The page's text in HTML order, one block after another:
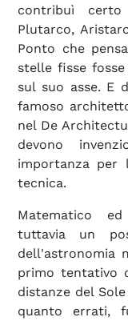
contribuì
Plutarco,
Ponto che
stelle fisse
sul suo asse. E
famoso
nel De
devono
importanza per
tecnica.
Matematico
tuttavia un
dell'astronomia
primo tentativo
distanze del
quanto errati,